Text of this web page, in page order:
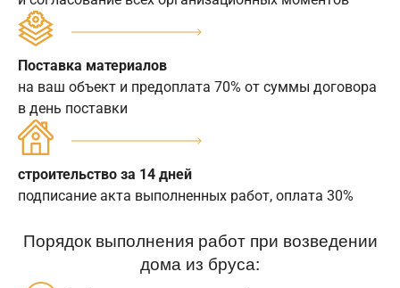
Поставка материалов
на ваш объект и предоплата 70% от суммы договора
в день поставки
строительство за 14 дней
подписание акта выполненных работ, оплата 30%
Порядок выполнения работ при возведении
дома из бруса: